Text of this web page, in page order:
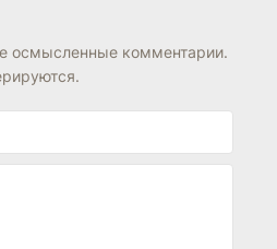
осмысленные комментарии.